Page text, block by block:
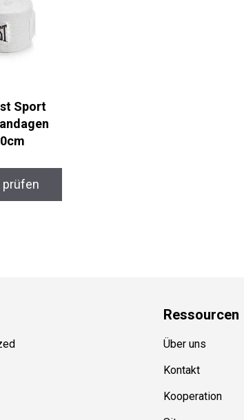
Sport
prüfen
Ressourcen
Über uns
Kontakt
Kooperation